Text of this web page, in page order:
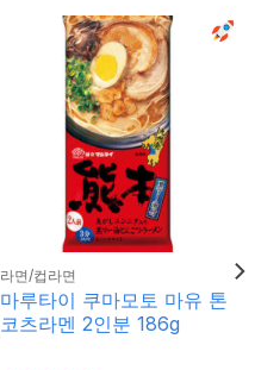
라면/컵라면
마루타이 쿠마모토 마유 톤
코츠라멘 2인분 186g